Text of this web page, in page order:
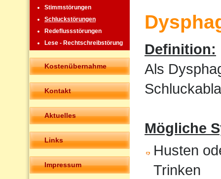
Stimmstörungen
Schluckstörungen
Redeflussstörungen
Lese - Rechtschreibstörung
Kostenübernahme
Kontakt
Aktuelles
Links
Impressum
Definition:
Als
Mögliche
Husten
Trinken